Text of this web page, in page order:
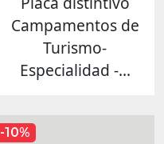
Campamentos de
Turismo-
Especialidad -...
-10%